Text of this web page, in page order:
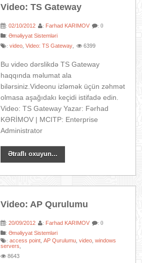
Video: TS Gateway
:02/10/2012 : Farhad KARIMOV : 0
:Əməliyyat Sistemləri
:video ,Video: TS Gateway 6399
Bu video dərslikdə TS Gateway
haqqında məlumat ala
bilərsiniz.Videonu izləmək üçün zəhmət
olmasa aşağıdakı keçidi istifadə edin.
Video: TS Gateway Yazar: Fərhad
KƏRİMOV | MCITP: Enterprise
Administrator
Ətraflı oxuyun...
Video: AP Qurulumu
:20/09/2012 : Farhad KARIMOV : 0
:Əməliyyat Sistemləri
:access point ,AP Qurulumu ,video ,windows
servers
8643